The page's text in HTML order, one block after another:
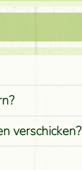
verschicken?